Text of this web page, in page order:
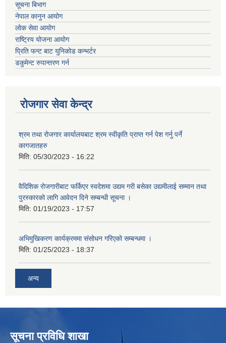
सूचना बिभाग
नेपाल कानुन आयोग
लोक सेवा आयोग
राष्ट्रिय योजना आयोग
प्रिति फन्ट बाट युनिकोड कन्भर्टर
डकुमेन्ट रुपान्तरण गर्न
रोजगार सेवा केन्द्र
श्रम तथा रोजगार कार्यालयबाट श्रम स्वीकृति प्राप्त गर्न पेश गर्नु पर्ने
कागजातहरु
मिति: 05/30/2023 - 16:22
वैदिशिक रोजगारीबाट फर्किएर स्वदेशमा उद्यम गरी बसेका उद्यमीलाई सम्मान तथा
पुरस्कारको लागि आवेदन दिने सम्बन्धी सूचना ।
मिति: 01/19/2023 - 17:57
अभिमुखिकरण कार्यक्रममा संसोधन गरिएको सम्बन्धमा ।
मिति: 01/25/2023 - 18:37
अन्य
सूचना प्रविधि शाखा